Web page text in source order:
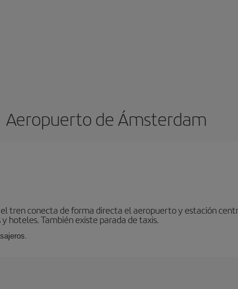
Aeropuerto de Ámsterdam
tren conecta de forma directa el aeropuerto y estación
hoteles. También existe parada de taxis.